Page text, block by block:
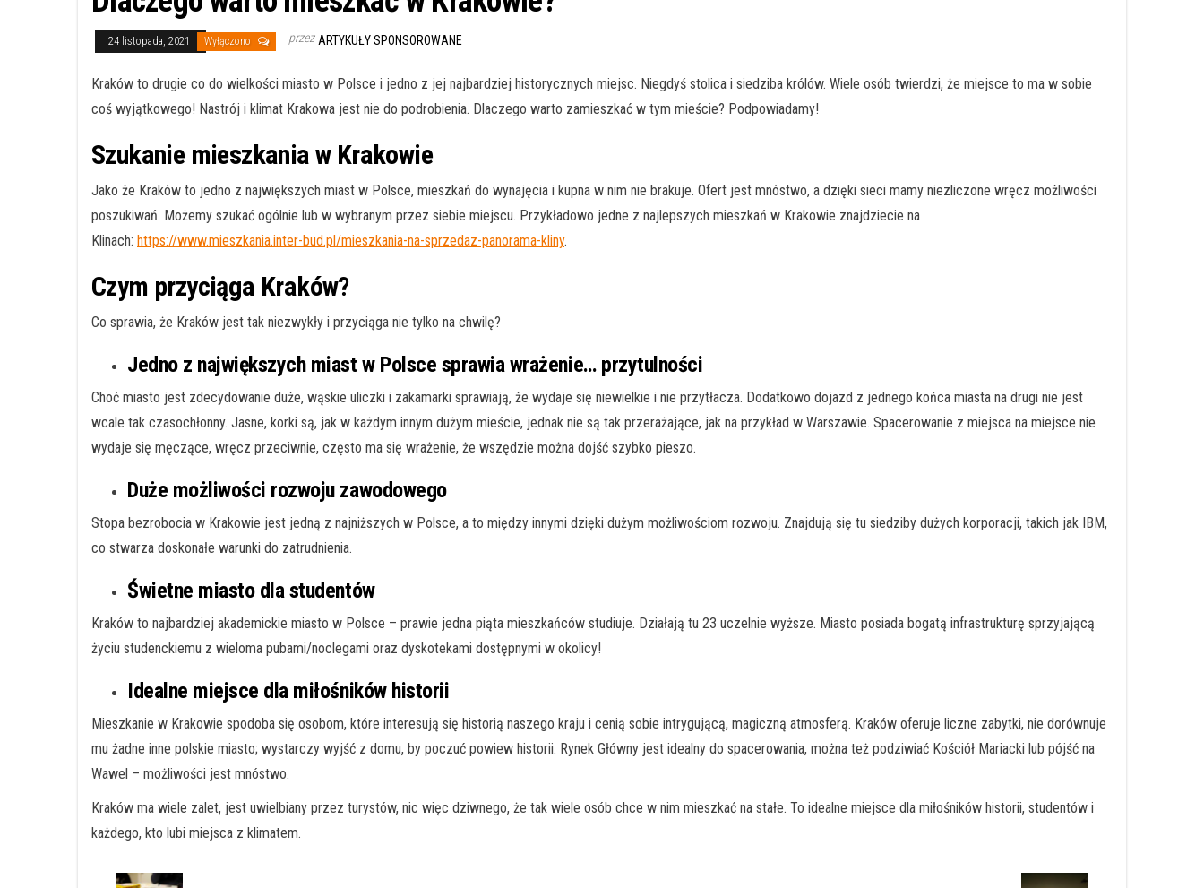
24 listopada, 2021 Wyłączono przez ARTYKUŁY SPONSOROWANE
Kraków to drugie co do wielkości miasto w Polsce i jedno z jej najbardziej historycznych miejsc. Niegdyś stolica i siedziba królów. Wiele osób twierdzi, że miejsce to ma w sobie
coś wyjątkowego! Nastrój i klimat Krakowa jest nie do podrobienia. Dlaczego warto zamieszkać w tym mieście? Podpowiadamy!
Szukanie mieszkania w Krakowie
Jako że Kraków to jedno z największych miast w Polsce, mieszkań do wynajęcia i kupna w nim nie brakuje. Ofert jest mnóstwo, a dzięki sieci mamy niezliczone wręcz możliwości
poszukiwań. Możemy szukać ogólnie lub w wybranym przez siebie miejscu. Przykładowo jedne z najlepszych mieszkań w Krakowie znajdziecie na
Klinach: https://www.mieszkania.inter-bud.pl/mieszkania-na-sprzedaz-panorama-kliny.
Czym przyciąga Kraków?
Co sprawia, że Kraków jest tak niezwykły i przyciąga nie tylko na chwilę?
Jedno z największych miast w Polsce sprawia wrażenie… przytulności
Choć miasto jest zdecydowanie duże, wąskie uliczki i zakamarki sprawiają, że wydaje się niewielkie i nie przytłacza. Dodatkowo dojazd z jednego końca miasta na drugi nie jest
wcale tak czasochłonny. Jasne, korki są, jak w każdym innym dużym mieście, jednak nie są tak przerażające, jak na przykład w Warszawie. Spacerowanie z miejsca na miejsce nie
wydaje się męczące, wręcz przeciwnie, często ma się wrażenie, że wszędzie można dojść szybko pieszo.
Duże możliwości rozwoju zawodowego
Stopa bezrobocia w Krakowie jest jedną z najniższych w Polsce, a to między innymi dzięki dużym możliwościom rozwoju. Znajdują się tu siedziby dużych korporacji, takich jak IBM,
co stwarza doskonałe warunki do zatrudnienia.
Świetne miasto dla studentów
Kraków to najbardziej akademickie miasto w Polsce – prawie jedna piąta mieszkańców studiuje. Działają tu 23 uczelnie wyższe. Miasto posiada bogatą infrastrukturę sprzyjającą
życiu studenckiemu z wieloma pubami/noclegami oraz dyskotekami dostępnymi w okolicy!
Idealne miejsce dla miłośników historii
Mieszkanie w Krakowie spodoba się osobom, które interesują się historią naszego kraju i cenią sobie intrygującą, magiczną atmosferą. Kraków oferuje liczne zabytki, nie dorównuje
mu żadne inne polskie miasto; wystarczy wyjść z domu, by poczuć powiew historii. Rynek Główny jest idealny do spacerowania, można też podziwiać Kościół Mariacki lub pójść na
Wawel – możliwości jest mnóstwo.
Kraków ma wiele zalet, jest uwielbiany przez turystów, nic więc dziwnego, że tak wiele osób chce w nim mieszkać na stałe. To idealne miejsce dla miłośników historii, studentów i
każdego, kto lubi miejsca z klimatem.